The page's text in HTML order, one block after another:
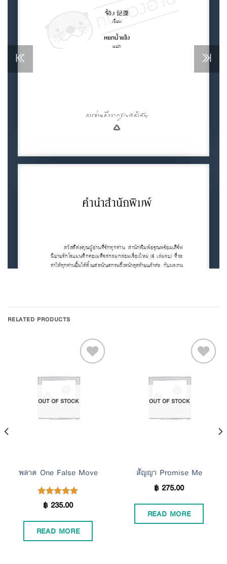
RELATED PRODUCTS
OUT OF STOCK
พลาด One False Move
Rated5.00
฿235.00
READ MORE
OUT OF STOCK
สัญญา Promise Me
฿275.00
READ MORE